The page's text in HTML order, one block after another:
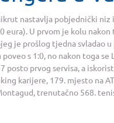
nastavlja pobjednički niz
U prvom je kolu nakon
je prošlog tjedna svladao
s 1:0, no nakon toga se
posto prvog servisa, a
karijere, 179. mjesto na
trenutačno 568.